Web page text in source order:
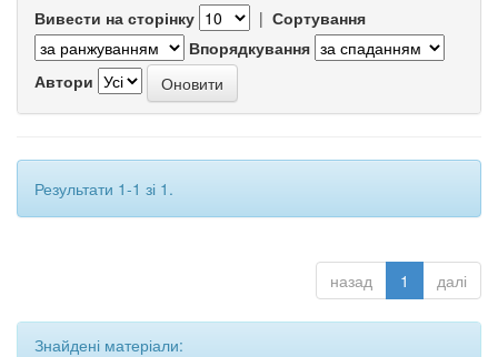
Вивести на сторінку | Сортування
Впорядкування
Автори
Результати 1-1 зі 1.
назад 1 далі
Знайдені матеріали: